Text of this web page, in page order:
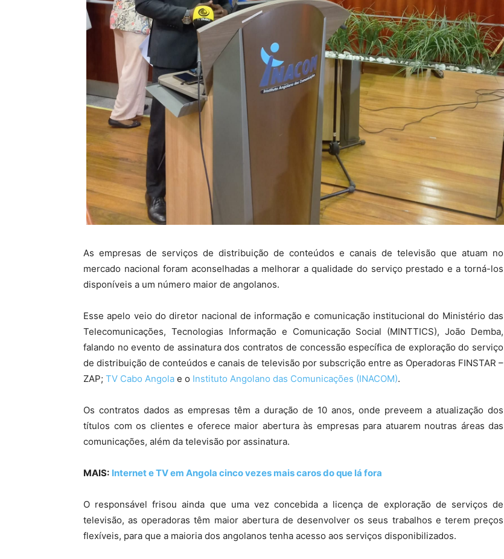
As empresas de serviços de distribuição de conteúdos e canais de televisão que atuam no
mercado nacional foram aconselhadas a melhorar a qualidade do serviço prestado e a torná-los
disponíveis a um número maior de angolanos.
Esse apelo veio do diretor nacional de informação e comunicação institucional do Ministério das
Telecomunicações, Tecnologias Informação e Comunicação Social (MINTTICS), João Demba,
falando no evento de assinatura dos contratos de concessão específica de exploração do serviço
de distribuição de conteúdos e canais de televisão por subscrição entre as Operadoras FINSTAR –
ZAP; TV Cabo Angola e o Instituto Angolano das Comunicações (INACOM).
Os contratos dados as empresas têm a duração de 10 anos, onde preveem a atualização dos
títulos com os clientes e oferece maior abertura às empresas para atuarem noutras áreas das
comunicações, além da televisão por assinatura.
MAIS: Internet e TV em Angola cinco vezes mais caros do que lá fora
O responsável frisou ainda que uma vez concebida a licença de exploração de serviços de
televisão, as operadoras têm maior abertura de desenvolver os seus trabalhos e terem preços
flexíveis, para que a maioria dos angolanos tenha acesso aos serviços disponibilizados.